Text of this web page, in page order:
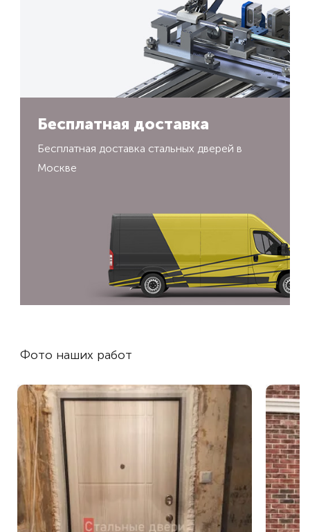
Бесплатная доставка
Бесплатная доставка стальных дверей в
Москве
Фото наших работ